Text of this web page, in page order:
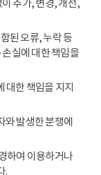
추가, 변경, 개선,
된 오류, 누락 등
실에 대한 책임을
대한 책임을 지지
와 발생한 분쟁에
하여 이용하거나
.